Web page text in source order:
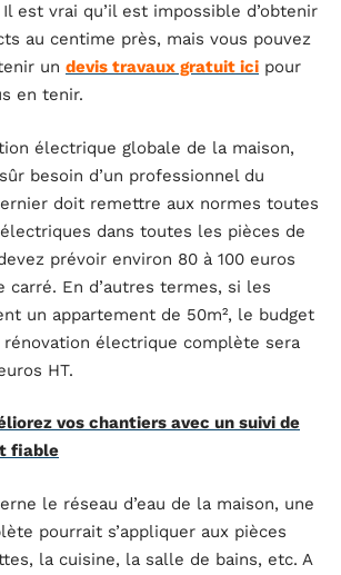
Il est vrai qu’il est impossible d’obtenir
au centime près, mais vous pouvez
un devis travaux gratuit ici pour
en tenir.
électrique globale de la maison,
besoin d’un professionnel du
doit remettre aux normes toutes
dans toutes les pièces de
prévoir environ 80 à 100 euros
carré. En d’autres termes, si les
un appartement de 50m², le budget
électrique complète sera
HT.
vos chantiers avec un suivi de
fiable
le réseau d’eau de la maison, une
pourrait s’appliquer aux pièces
la cuisine, la salle de bains, etc. A